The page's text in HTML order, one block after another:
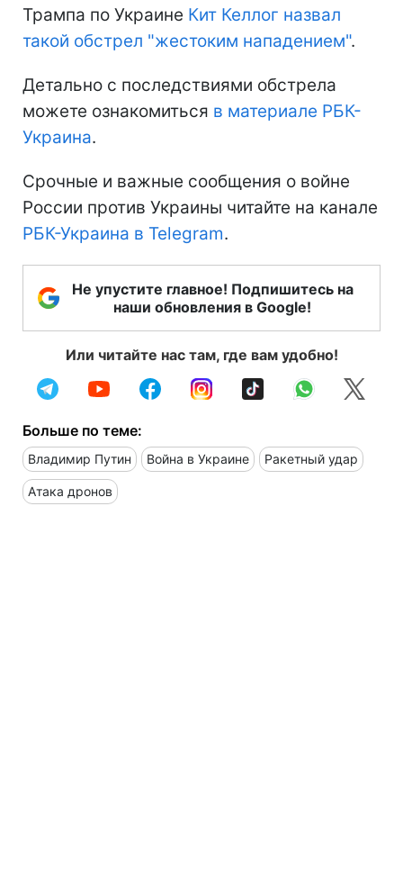
Трампа по Украине Кит Келлог назвал
такой обстрел "жестоким нападением".
Детально с последствиями обстрела
можете ознакомиться в материале РБК-
Украина.
Срочные и важные сообщения о войне
России против Украины читайте на канале
РБК-Украина в Telegram.
Не упустите главное! Подпишитесь на
наши обновления в Google!
Или читайте нас там, где вам удобно!
Больше по теме:
Владимир Путин Война в Украине Ракетный удар
Атака дронов